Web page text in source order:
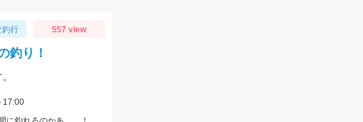
釣行 557 view
釣り！
17:00